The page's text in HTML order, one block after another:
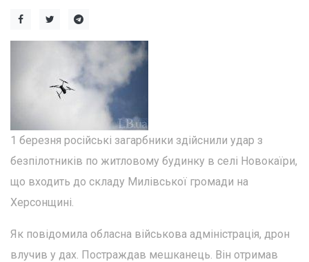
1 березня російські загарбники здійснили удар з
безпілотників по житловому будинку в селі Новокаїри,
що входить до складу Милівської громади на
Херсонщині.
Як повідомила обласна військова адміністрація, дрон
влучив у дах. Постраждав мешканець. Він отримав